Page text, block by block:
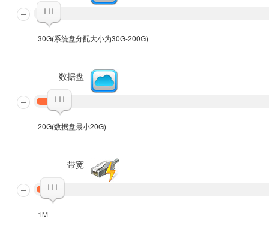
30G(系统盘分配大小为30G-200G)
数据盘
20G(数据盘最小20G)
带宽
1M